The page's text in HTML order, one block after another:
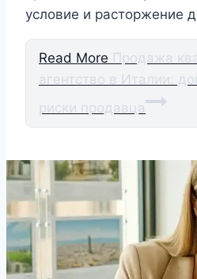
условие и расторжение
Read More Продажа
агентство в Италии:
риски продавца